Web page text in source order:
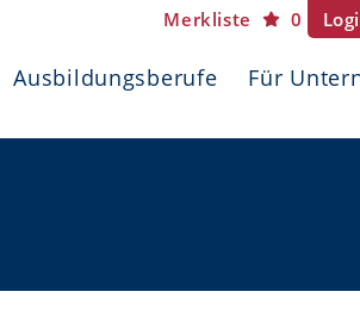
Merkliste 0
Ausbildungsberufe Für